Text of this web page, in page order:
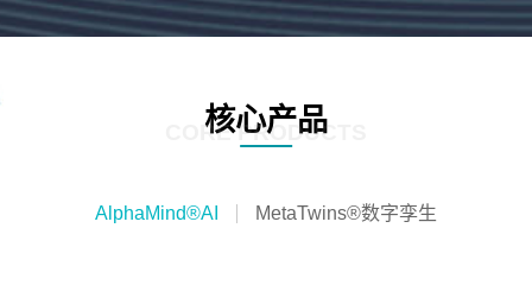
核心产品
CORE PRODUCTS
AlphaMind®AI MetaTwins®数字孪生